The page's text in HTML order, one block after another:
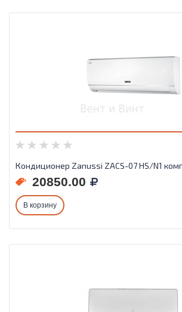
Кондиционер Zanussi ZACS-07 HS/N1
20850.00
В корзину